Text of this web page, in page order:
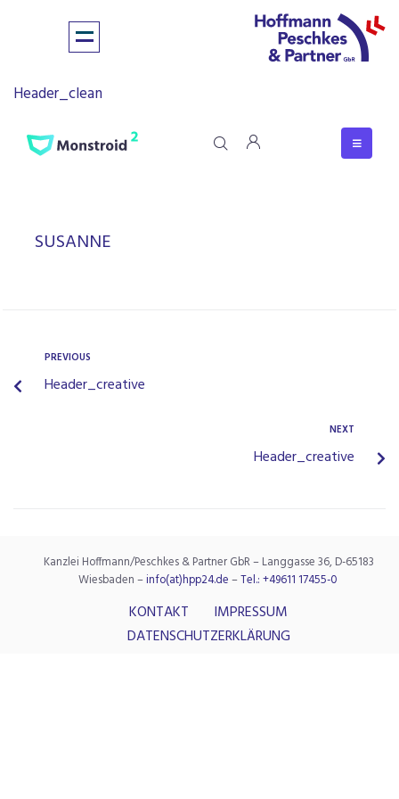
Header_clean
SUSANNE
PREVIOUS
Header_creative
NEXT
Header_creative
Kanzlei Hoffmann/Peschkes & Partner GbR – Langgasse 36, D-65183
Wiesbaden –info(at)hpp24.de–Tel.: +49611 17455-0
KONTAKT
IMPRESSUM
DATENSCHUTZERKLÄRUNG